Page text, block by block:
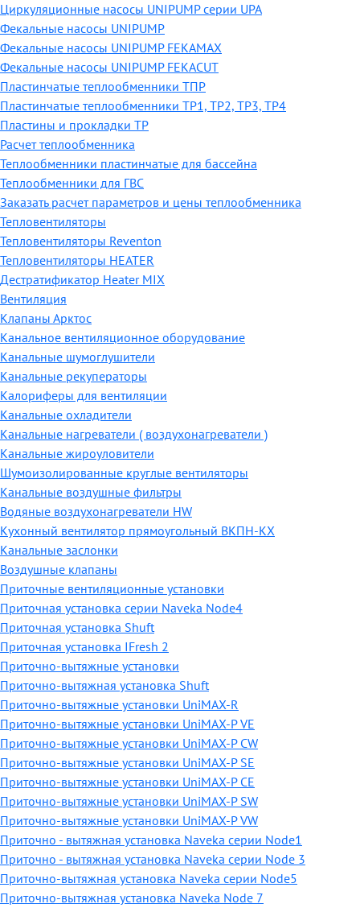
Циркуляционные насосы UNIPUMP серии UPA
Фекальные насосы UNIPUMP
Фекальные насосы UNIPUMP FEKAMAX
Фекальные насосы UNIPUMP FEKACUT
Пластинчатые теплообменники ТПР
Пластинчатые теплообменники ТР1, ТР2, ТР3, ТР4
Пластины и прокладки ТР
Расчет теплообменника
Теплообменники пластинчатые для бассейна
Теплообменники для ГВС
Заказать расчет параметров и цены теплообменника
Тепловентиляторы
Тепловентиляторы Reventon
Тепловентиляторы HEATER
Дестратификатор Heater MIX
Вентиляция
Клапаны Арктос
Канальное вентиляционное оборудование
Канальные шумоглушители
Канальные рекуператоры
Калориферы для вентиляции
Канальные охладители
Канальные нагреватели ( воздухонагреватели )
Канальные жироуловители
Шумоизолированные круглые вентиляторы
Канальные воздушные фильтры
Водяные воздухонагреватели HW
Кухонный вентилятор прямоугольный ВКПН-КХ
Канальные заслонки
Воздушные клапаны
Приточные вентиляционные установки
Приточная установка серии Naveka Node4
Приточная установка Shuft
Приточная установка IFresh 2
Приточно-вытяжные установки
Приточно-вытяжная установка Shuft
Приточно-вытяжные установки UniMAX-R
Приточно-вытяжные установки UniMAX-P VE
Приточно-вытяжные установки UniMAX-P CW
Приточно-вытяжные установки UniMAX-P SE
Приточно-вытяжные установки UniMAX-P CE
Приточно-вытяжные установки UniMAX-P SW
Приточно-вытяжные установки UniMAX-P VW
Приточно - вытяжная установка Naveka серии Node1
Приточно - вытяжная установка Naveka серии Node 3
Приточно-вытяжная установка Naveka серии Node5
Приточно-вытяжная установка Naveka Node 7